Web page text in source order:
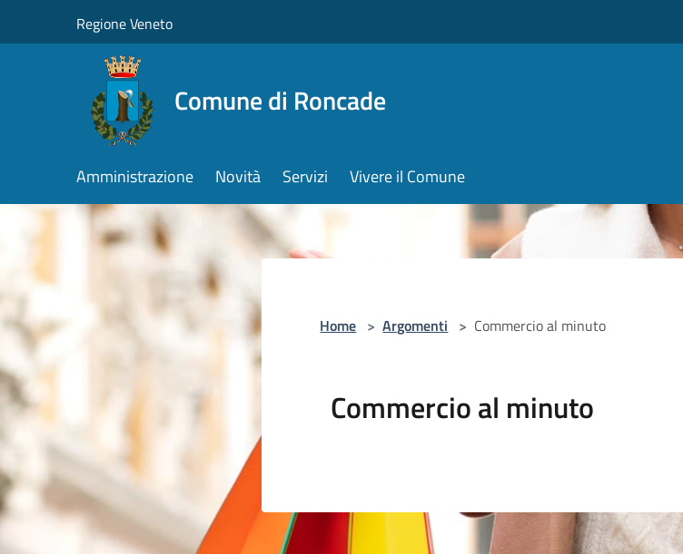
Regione Veneto
Comune di Roncade
Amministrazione Novità Servizi Vivere il Comune
Home > Argomenti > Commercio al minuto
Commercio al minuto